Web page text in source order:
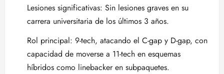
Lesiones significativas: Sin lesiones graves en su
carrera universitaria de los últimos 3 años.
Rol principal: 9-tech, atacando el C-gap y D-gap, con
capacidad de moverse a 11-tech en esquemas
híbridos como linebacker en subpaquetes.